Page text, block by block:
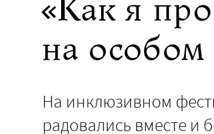
«Как я
на особом
На инклюзивном
радовались вместе и